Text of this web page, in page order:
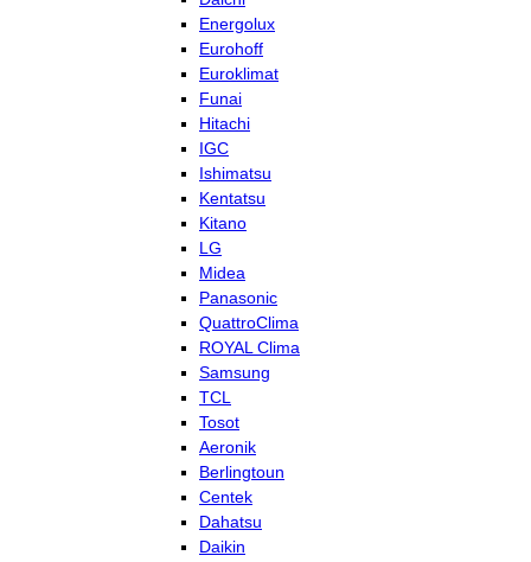
Energolux
Eurohoff
Euroklimat
Funai
Hitachi
IGC
Ishimatsu
Kentatsu
Kitano
LG
Midea
Panasonic
QuattroClima
ROYAL Clima
Samsung
TCL
Tosot
Aeronik
Berlingtoun
Centek
Dahatsu
Daikin